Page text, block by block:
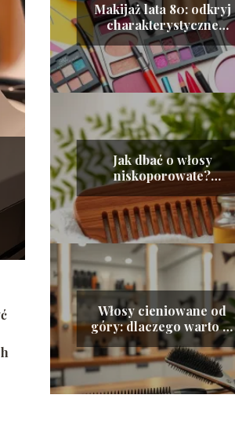
Makijaż lata 80: odkryj
charakterystyczne
trendy i inspiracje
Jak dbać o włosy
niskoporowate?
Sprawdzone porady i
kosmetyki
Włosy cieniowane od
góry: dlaczego warto je
wypróbować?